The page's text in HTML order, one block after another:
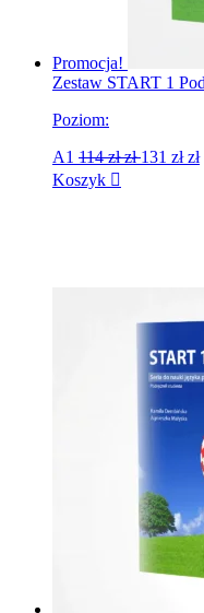
Promocja!
Zestaw START 1
Poziom:
A1 114 złzł 131 złzł
Koszyk